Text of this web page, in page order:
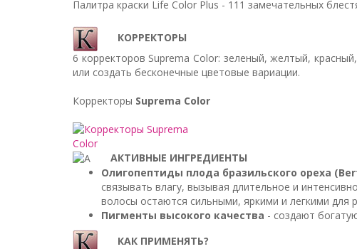
Палитра краски Life Color Plus - 111 замечательных
КОРРЕКТОРЫ
6 корректоров Suprema Color: зеленый, желтый,
или создать бесконечные цветовые вариации.
Корректоры Suprema Color
АКТИВНЫЕ ИНГРЕДИЕНТЫ
Олигопептиды плода бразильского ореха
связывать влагу, вызывая длительное и
волосы остаются сильными, яркими и легкими для
Пигменты высокого качества - создают
КАК ПРИМЕНЯТЬ?